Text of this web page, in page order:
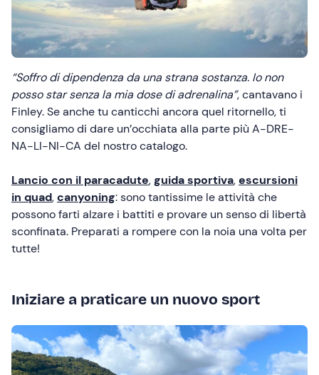
“Soffro di dipendenza da una strana sostanza. Io non
posso star senza la mia dose di adrenalina”, cantavano i
Finley. Se anche tu canticchi ancora quel ritornello, ti
consigliamo di dare un’occhiata alla parte più A-DRE-
NA-LI-NI-CA del nostro catalogo.
Lancio con il paracadute,guida sportiva,escursioni
in quad,canyoning: sono tantissime le attività che
possono farti alzare i battiti e provare un senso di libertà
sconfinata. Preparati a rompere con la noia una volta per
tutte!
Iniziare a praticare un nuovo sport